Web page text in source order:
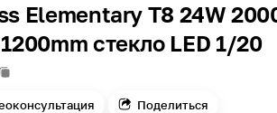
Elementary T8 24W
стекло LED 1/20
Поделиться